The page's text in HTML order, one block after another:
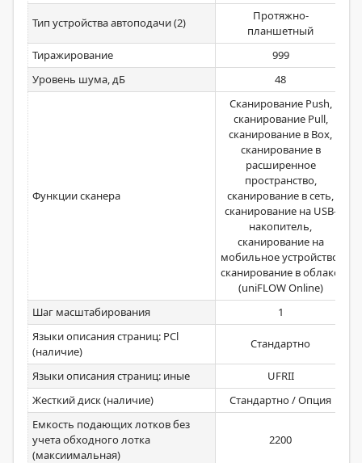
Тип устройства автоподачи (2)
Протяжно-
планшетный
Тиражирование
999
Уровень шума, дБ
48
Функции сканера
Сканирование Push,
сканирование Pull,
сканирование в Boх,
сканирование в
расширенное
пространство,
сканирование в сеть,
сканирование на USB-
накопитель,
сканирование на
мобильное устройство,
сканирование в облако
(uniFLOW Online)
Шаг масштабирования
1
Языки описания страниц: PCl
(наличие)
Стандартно
Языки описания страниц: иные
UFRII
Жесткий диск (наличие)
Стандартно / Опция
Емкость подающих лотков без
учета обходного лотка
(максиимальная)
2200